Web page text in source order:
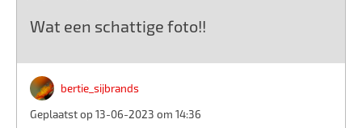
Wat een schattige foto!!
bertie_sijbrands
Geplaatst op 13-06-2023 om 14:36